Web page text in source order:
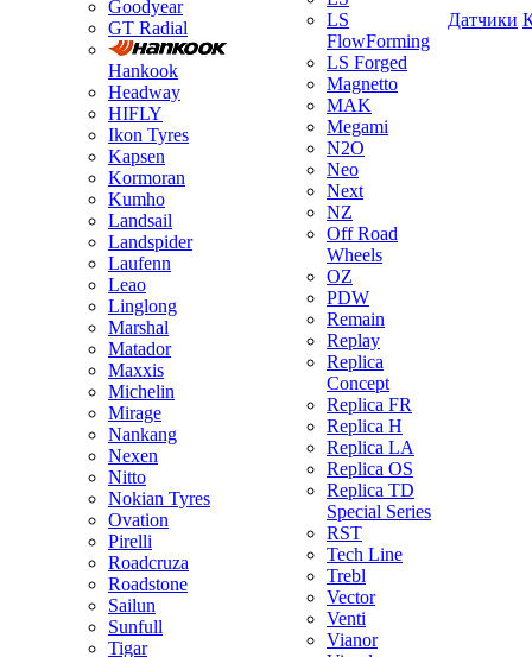
Goodyear
GT Radial
Hankook
Headway
HIFLY
Ikon Tyres
Kapsen
Kormoran
Kumho
Landsail
Landspider
Laufenn
Leao
Linglong
Marshal
Matador
Maxxis
Michelin
Mirage
Nankang
Nexen
Nitto
Nokian Tyres
Ovation
Pirelli
Roadcruza
Roadstone
Sailun
Sunfull
Tigar
LS
FlowForming
LS Forged
Magnetto
MAK
Megami
N2O
Neo
Next
NZ
Off Road
Wheels
OZ
PDW
Remain
Replay
Replica
Concept
Replica FR
Replica H
Replica LA
Replica OS
Replica TD
Special Series
RST
Tech Line
Trebl
Vector
Venti
Vianor
Датчики